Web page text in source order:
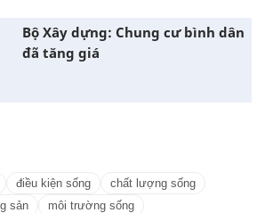
Bộ Xây dựng: Chung cư bình dân
đã tăng giá
điều kiện sống
chất lượng sống
sản
môi trường sống